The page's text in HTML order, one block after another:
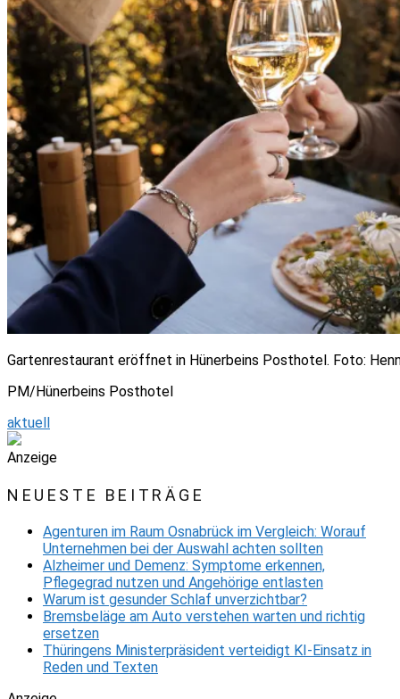
Gartenrestaurant eröffnet in Hünerbeins Posthotel. Foto:
PM/Hünerbeins Posthotel
aktuell
Anzeige
NEUESTE BEITRÄGE
Agenturen im Raum Osnabrück im Vergleich: Worauf
Unternehmen bei der Auswahl achten sollten
Alzheimer und Demenz: Symptome erkennen,
Pflegegrad nutzen und Angehörige entlasten
Warum ist gesunder Schlaf unverzichtbar?
Bremsbeläge am Auto verstehen warten und richtig
ersetzen
Thüringens Ministerpräsident verteidigt KI-Einsatz in
Reden und Texten